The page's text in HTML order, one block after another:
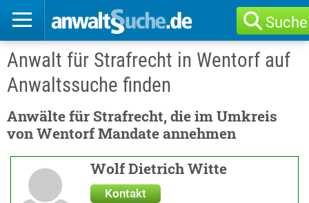
Suche
Anwalt für Strafrecht in Wentorf auf
Anwaltssuche finden
Anwälte für Strafrecht, die im Umkreis
von Wentorf Mandate annehmen
Wolf Dietrich Witte
Kontakt